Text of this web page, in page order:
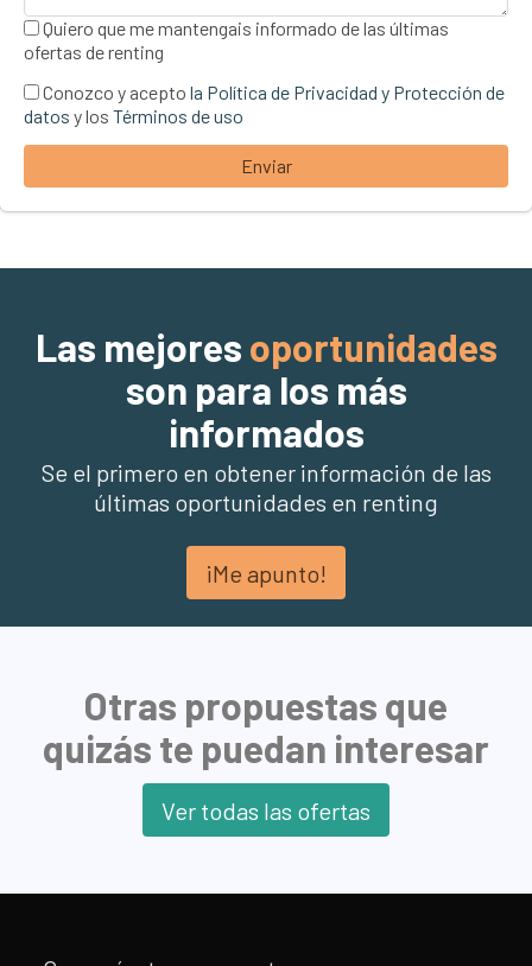
Quiero que me mantengais informado de las últimas
ofertas de renting
Conozco y acepto la Política de Privacidad y Protección de
datos y los Términos de uso
Enviar
Las mejores oportunidades
son para los más
informados
Se el primero en obtener información de las
últimas oportunidades en renting
¡Me apunto!
Otras propuestas que
quizás te puedan interesar
Ver todas las ofertas